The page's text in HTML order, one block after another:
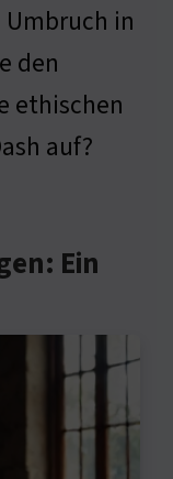
in
den
ethischen
auf?
Ein